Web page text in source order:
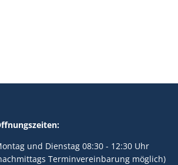
und Dienstag 08:30 - 12:30 Uhr
Terminvereinbarung möglich)